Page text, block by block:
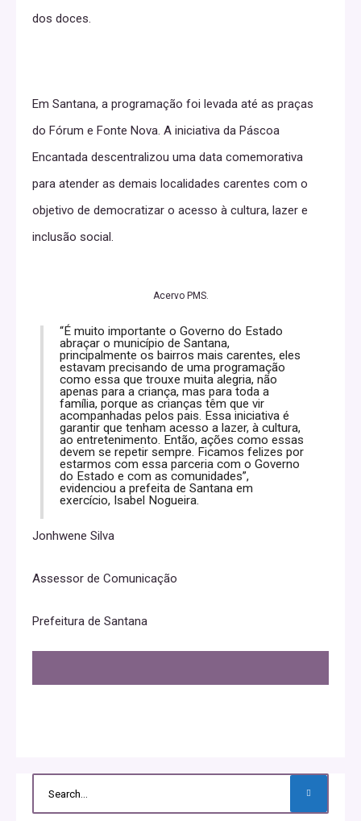
dos doces.
Em Santana, a programação foi levada até as praças
do Fórum e Fonte Nova. A iniciativa da Páscoa
Encantada descentralizou uma data comemorativa
para atender as demais localidades carentes com o
objetivo de democratizar o acesso à cultura, lazer e
inclusão social.
Acervo PMS.
“É muito importante o Governo do Estado
abraçar o município de Santana,
principalmente os bairros mais carentes, eles
estavam precisando de uma programação
como essa que trouxe muita alegria, não
apenas para a criança, mas para toda a
família, porque as crianças têm que vir
acompanhadas pelos pais. Essa iniciativa é
garantir que tenham acesso a lazer, à cultura,
ao entretenimento. Então, ações como essas
devem se repetir sempre. Ficamos felizes por
estarmos com essa parceria com o Governo
do Estado e com as comunidades”,
evidenciou a prefeita de Santana em
exercício, Isabel Nogueira.
Jonhwene Silva
Assessor de Comunicação
Prefeitura de Santana